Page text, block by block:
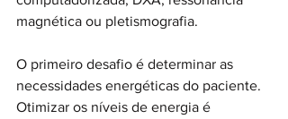
magnética ou pletismografia.
O primeiro desafio é determinar as
necessidades energéticas do paciente.
Otimizar os níveis de energia é